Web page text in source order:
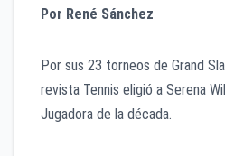
Por René Sánchez
Por sus 23 torneos de Grand
revista Tennis eligió a Serena
Jugadora de la década.